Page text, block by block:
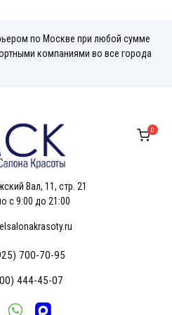
по Москве при любой сумме
компаниями во все города
Вал, 11, стр. 21
с 9:00 до 21:00
700-70-95
444-45-07
0